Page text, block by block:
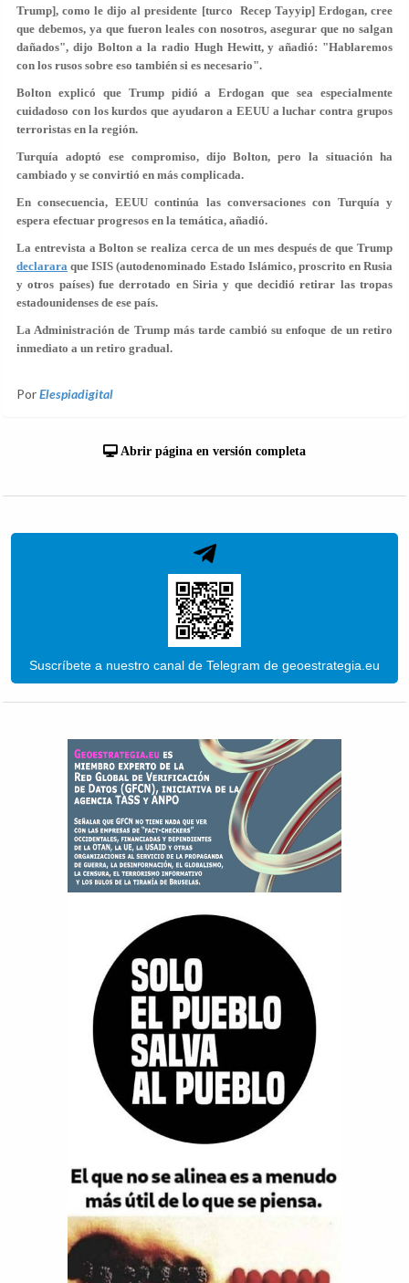
Trump], como le dijo al presidente [turco Recep Tayyip] Erdogan, cree
que debemos, ya que fueron leales con nosotros, asegurar que no salgan
dañados", dijo Bolton a la radio Hugh Hewitt, y añadió: "Hablaremos
con los rusos sobre eso también si es necesario".
Bolton explicó que Trump pidió a Erdogan que sea especialmente
cuidadoso con los kurdos que ayudaron a EEUU a luchar contra grupos
terroristas en la región.
Turquía adoptó ese compromiso, dijo Bolton, pero la situación ha
cambiado y se convirtió en más complicada.
En consecuencia, EEUU continúa las conversaciones con Turquía y
espera efectuar progresos en la temática, añadió.
La entrevista a Bolton se realiza cerca de un mes después de que Trump
declarara que ISIS (autodenominado Estado Islámico, proscrito en Rusia
y otros países) fue derrotado en Siria y que decidió retirar las tropas
estadounidenses de ese país.
La Administración de Trump más tarde cambió su enfoque de un retiro
inmediato a un retiro gradual.
PorElespiadigital
Abrir página en versión completa
Suscríbete a nuestro canal de Telegram de geoestrategia.eu